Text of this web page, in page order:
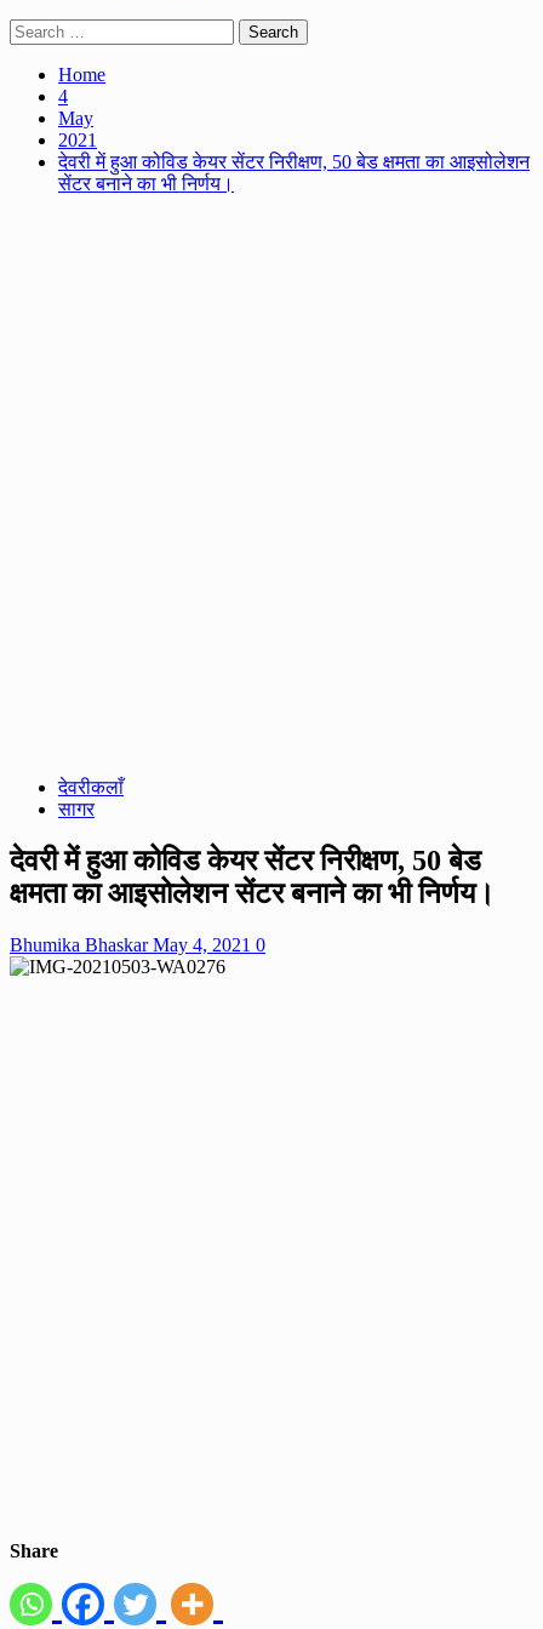
Search
for:
Home
4
May
2021
देवरी में हुआ कोविड केयर सेंटर निरीक्षण, 50 बेड क्षमता का आइसोलेशन
सेंटर बनाने का भी निर्णय।
देवरीकलाँ
सागर
देवरी में हुआ कोविड केयर सेंटर निरीक्षण, 50 बेड
क्षमता का आइसोलेशन सेंटर बनाने का भी निर्णय।
Bhumika BhaskarMay 4, 2021 0
Share